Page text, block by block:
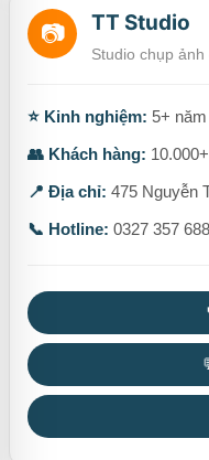
📷 TT Studio
Studio chụp
⭐ Kinh nghiệm: 5+ năm
👥 Khách hàng: 10.000+
📍 Địa chỉ: 475 Nguyễn
📞 Hotline: 0327 357 688